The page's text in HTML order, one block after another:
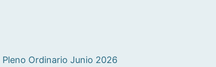
Pleno Ordinario Junio 2026